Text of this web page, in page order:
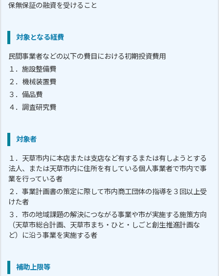
保無保証の融資を受けること
対象となる経費
民間事業者などの以下の費目における初期投資費用
１．施設整備費
２．機械装置費
３．備品費
４．調査研究費
対象者
１．天草市内に本店または支店など有するまたは有しようとする
法人、または天草市内に住所を有している個人事業者で市内で事
業を行っている者
２．事業計画書の策定に際して市内商工団体の指導を３回以上受
けた者
３．市の地域課題の解決につながる事業や市が実施する施策方向
（天草市総合計画、天草市まち・ひと・しごと創生推進計画な
ど）に沿う事業を実施する者
補助上限等